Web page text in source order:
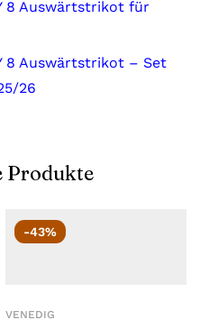
8 Auswärtstrikot für
8 Auswärtstrikot – Set
26
Produkte
-43%
VENEDIG